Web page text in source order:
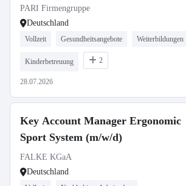
PARI Firmengruppe
Deutschland
Vollzeit Gesundheitsangebote Weiterbildungen
Kinderbetreuung 2
28.07.2026
Key Account Manager Ergonomic
Sport System (m/w/d)
FALKE KGaA
Deutschland